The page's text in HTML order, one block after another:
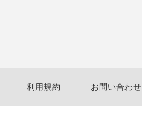
利用規約 お問い合わせ